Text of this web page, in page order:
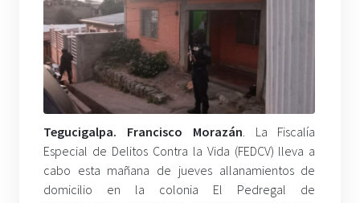
Tegucigalpa. Francisco Morazán. La Fiscalía
Especial de Delitos Contra la Vida (FEDCV) lleva a
cabo esta mañana de jueves allanamientos de
domicilio en la colonia El Pedregal de